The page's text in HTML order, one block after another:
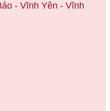
- Vĩnh Yên - Vĩnh